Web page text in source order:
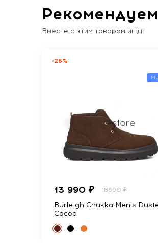
Рекомендуем
Вместе с этим товаром ищут
-26%
13 990 ₽ 18690 ₽
Burleigh Chukka Men's
Cocoa